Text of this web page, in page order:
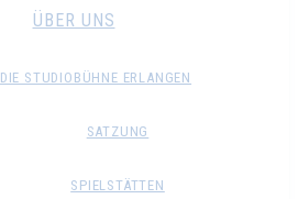
ÜBER UNS
DIE STUDIOBÜHNE ERLANGEN
SATZUNG
SPIELSTÄTTEN